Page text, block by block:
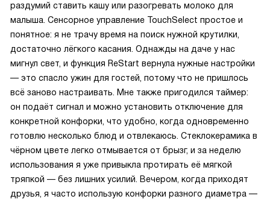
раздумий ставить кашу или разогревать молоко для
малыша. Сенсорное управление TouchSelect простое и
понятное: я не трачу время на поиск нужной крутилки,
достаточно лёгкого касания. Однажды на даче у нас
мигнул свет, и функция ReStart вернула нужные настройки
— это спасло ужин для гостей, потому что не пришлось
всё заново настраивать. Мне также пригодился таймер:
он подаёт сигнал и можно установить отключение для
конкретной конфорки, что удобно, когда одновременно
готовлю несколько блюд и отвлекаюсь. Стеклокерамика в
чёрном цвете легко отмывается от брызг, и за неделю
использования я уже привыкла протирать её мягкой
тряпкой — без лишних усилий. Вечером, когда приходят
друзья, я часто использую конфорки разного диаметра —